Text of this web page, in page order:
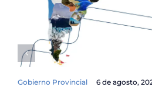
Gobierno Provincial 6 de agosto,